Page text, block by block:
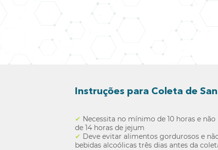
Instruções para Coleta de
✔ Necessita no mínimo de 10 horas e
de 14 horas de jejum
✔ Deve evitar alimentos gordurosos e
bebidas alcoólicas três dias antes da